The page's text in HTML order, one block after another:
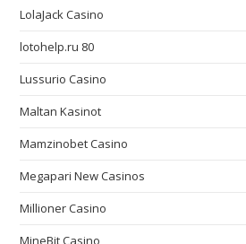
LolaJack Casino
lotohelp.ru 80
Lussurio Casino
Maltan Kasinot
Mamzinobet Casino
Megapari New Casinos
Millioner Casino
MineBit Casino